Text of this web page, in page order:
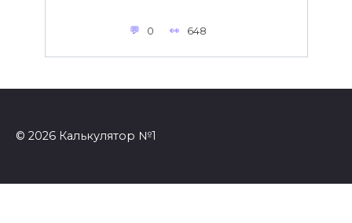
0 648
© 2026 Калькулятор №1